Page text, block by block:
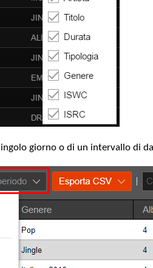
giorno o di un intervallo di